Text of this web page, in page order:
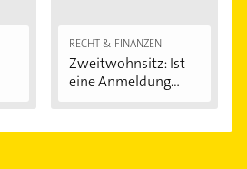
RECHT & FINANZEN
Zweitwohnsitz: Ist
eine Anmeldung...